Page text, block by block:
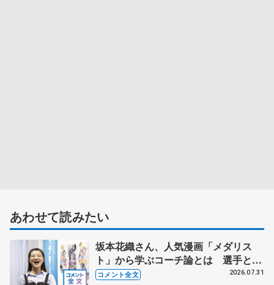
あわせて読みたい
坂本花織さん、人気漫画「メダリス
ト」から学ぶコーチ論とは 選手とし
て先頭でやってきて「後輩に受け継い
コメント全文 2026.07.31